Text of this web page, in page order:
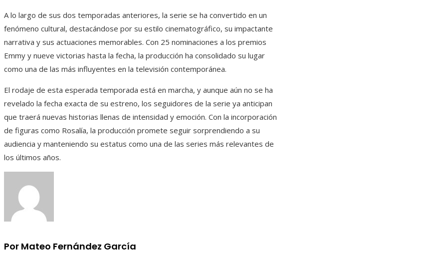
A lo largo de sus dos temporadas anteriores, la serie se ha convertido en un
fenómeno cultural, destacándose por su estilo cinematográfico, su impactante
narrativa y sus actuaciones memorables. Con 25 nominaciones a los premios
Emmy y nueve victorias hasta la fecha, la producción ha consolidado su lugar
como una de las más influyentes en la televisión contemporánea.
El rodaje de esta esperada temporada está en marcha, y aunque aún no se ha
revelado la fecha exacta de su estreno, los seguidores de la serie ya anticipan
que traerá nuevas historias llenas de intensidad y emoción. Con la incorporación
de figuras como Rosalía, la producción promete seguir sorprendiendo a su
audiencia y manteniendo su estatus como una de las series más relevantes de
los últimos años.
Por Mateo Fernández García